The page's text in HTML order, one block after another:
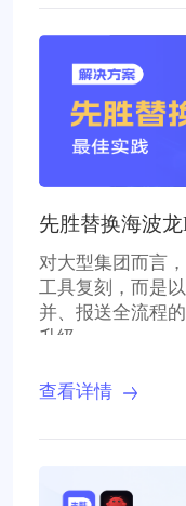
先胜替换海波
对大型集团而言
工具复刻，而是
并、报送全流程
升级。
查看详情